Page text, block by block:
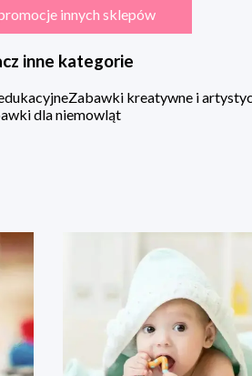
innych sklepów
inne kategorie
Zabawki kreatywne i
dla niemowląt